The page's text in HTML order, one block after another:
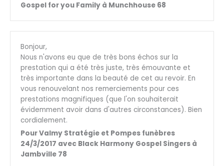
Gospel for you Family à Munchhouse 68
Bonjour,
Nous n'avons eu que de très bons échos sur la
prestation qui a été très juste, très émouvante et
très importante dans la beauté de cet au revoir. En
vous renouvelant nos remerciements pour ces
prestations magnifiques (que l'on souhaiterait
évidemment avoir dans d'autres circonstances). Bien
cordialement.
Pour Valmy Stratégie et Pompes funèbres
24/3/2017 avec Black Harmony Gospel Singers à
Jambville 78